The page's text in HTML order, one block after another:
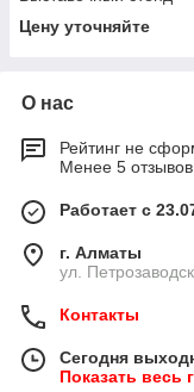
Цену уточняйте
О нас
Рейтинг не
Менее 5
Работает с
г. Алматы
ул.
Контакты
Сегодня
Показать весь